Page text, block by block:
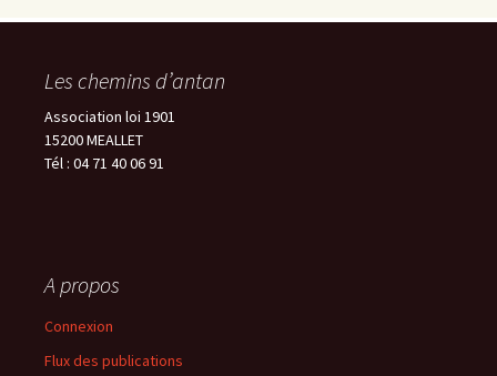
Les chemins d’antan
Association loi 1901
15200 MEALLET
Tél : 04 71 40 06 91
A propos
Connexion
Flux des publications